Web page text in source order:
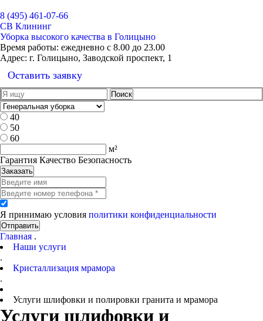
8 (495) 461-07-66
СВ Клининг
Уборка высокого качества в Голицыно
Время работы: ежедневно с 8.00 до 23.00
Адрес: г. Голицыно, Заводской проспект, 1
Оставить заявку
40
50
60
м²
Гарантия Качество Безопасность
Заказать
Я принимаю условия политики конфиденциальности
Отправить
Главная .
Наши услуги
.
Кристаллизация мрамора
.
Услуги шлифовки и полировки гранита и мрамора
Услуги шлифовки и